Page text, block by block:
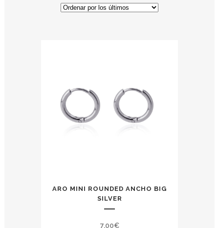
ARO MINI ROUNDED ANCHO BIG
SILVER
7,00€